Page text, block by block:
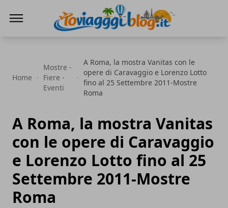
Home
Mostre -
Fiere -
Eventi
A Roma, la mostra Vanitas con le
opere di Caravaggio e Lorenzo Lotto
fino al 25 Settembre 2011-Mostre
Roma
A Roma, la mostra Vanitas
con le opere di Caravaggio
e Lorenzo Lotto fino al 25
Settembre 2011-Mostre
Roma